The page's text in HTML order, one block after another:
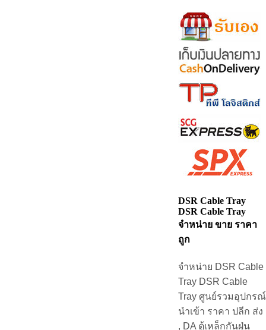
DSR Cable Tray
DSR Cable Tray
จำหน่าย ขาย ราคา
ถูก
จำหน่าย DSR Cable
Tray DSR Cable
Tray ศูนย์รวมอุปกรณ์
นำเข้า ราคา ปลีก ส่ง
, DA ตู้เหล็กกันฝุ่น